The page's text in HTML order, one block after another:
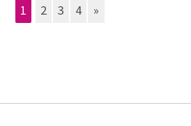
1 2 3 4 »